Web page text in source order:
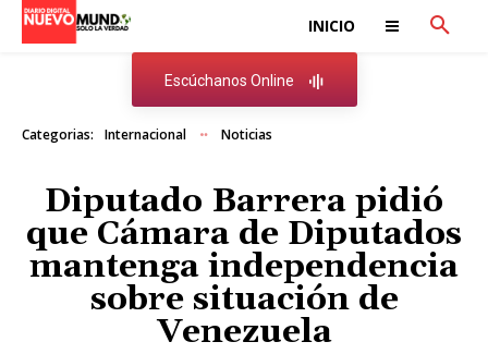
INICIO
Escúchanos Online
Categorias: Internacional Noticias
Diputado Barrera pidió
que Cámara de Diputados
mantenga independencia
sobre situación de
Venezuela